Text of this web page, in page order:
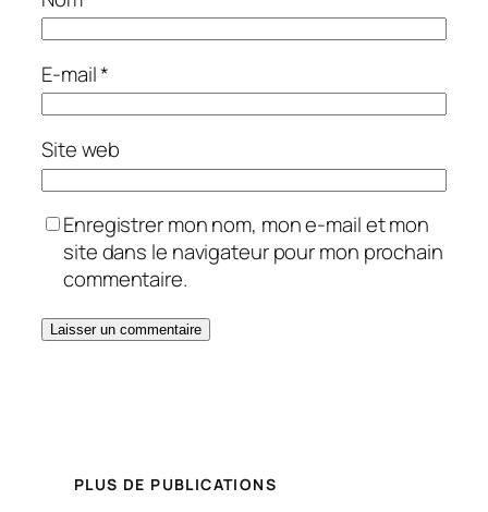
E-mail*
Site web
Enregistrer mon nom, mon e-mail et mon
site dans le navigateur pour mon prochain
commentaire.
PLUS DE PUBLICATIONS